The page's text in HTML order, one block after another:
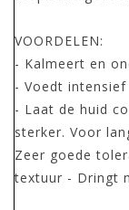
VOORDELEN:
- Kalmeert en
- Voedt
- Laat de huid
sterker. Voor
Zeer goede
textuur - Dringt